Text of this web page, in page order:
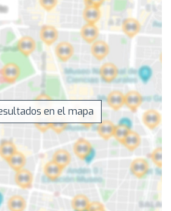
en el mapa